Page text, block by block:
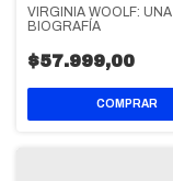
VIRGINIA WOOLF: UNA
BIOGRAFÍA
$57.999,00